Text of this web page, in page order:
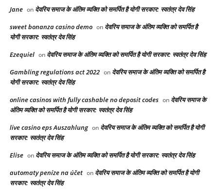
Jane on देवरिय समाज के अंतिम व्यक्ति को समर्पित है योगी सरकार: स्वतंत्र देव सिंह
sweet bonanza casino demo on देवरिय समाज के अंतिम व्यक्ति को समर्पित है
योगी सरकार: स्वतंत्र देव सिंह
Ezequiel on देवरिय समाज के अंतिम व्यक्ति को समर्पित है योगी सरकार: स्वतंत्र देव सिंह
Gambling regulations act 2022 on देवरिय समाज के अंतिम व्यक्ति को समर्पित है
योगी सरकार: स्वतंत्र देव सिंह
online casinos with fully cashable no deposit codes on देवरिय समाज के
अंतिम व्यक्ति को समर्पित है योगी सरकार: स्वतंत्र देव सिंह
live casino eps Auszahlung on देवरिय समाज के अंतिम व्यक्ति को समर्पित है योगी
सरकार: स्वतंत्र देव सिंह
Elise on देवरिय समाज के अंतिम व्यक्ति को समर्पित है योगी सरकार: स्वतंत्र देव सिंह
automaty peníze na účet on देवरिय समाज के अंतिम व्यक्ति को समर्पित है योगी
सरकार: स्वतंत्र देव सिंह